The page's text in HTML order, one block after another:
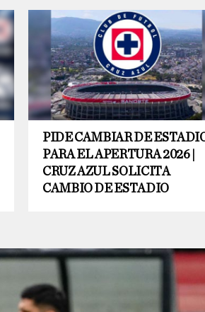
PIDE CAMBIAR DE
PARA EL APERTURA 2026 |
CRUZ AZUL SOLICITA
CAMBIO DE ESTADIO